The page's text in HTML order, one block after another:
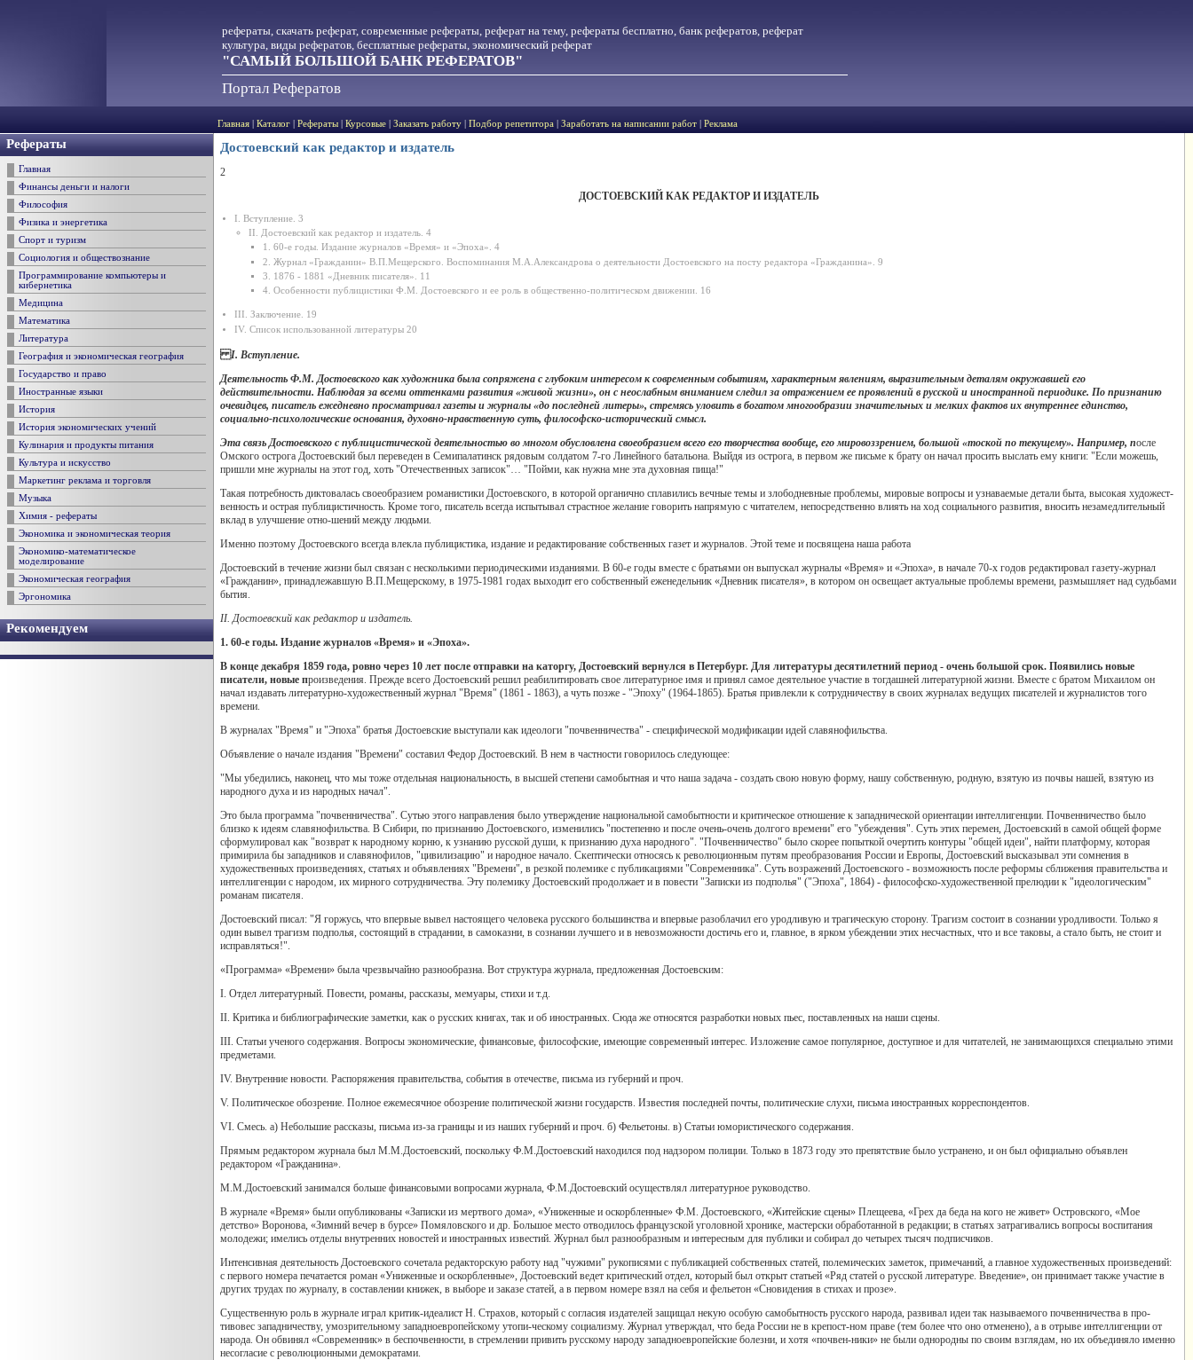
рефераты, скачать реферат, современные рефераты, реферат на тему, рефераты бесплатно, банк рефератов, реферат
культура, виды рефератов, бесплатные рефераты, экономический реферат
"САМЫЙ БОЛЬШОЙ БАНК РЕФЕРАТОВ"
Портал Рефератов
Главная Каталог Рефераты Курсовые Заказать работу Подбор репетитора Заработать на написании работ Реклама
Рефераты
Главная
Финансы деньги и налоги
Философия
Физика и энергетика
Спорт и туризм
Социология и обществознание
Программирование компьютеры и
кибернетика
Медицина
Математика
Литература
География и экономическая география
Государство и право
Иностранные языки
История
История экономических учений
Кулинария и продукты питания
Культура и искусство
Маркетинг реклама и торговля
Музыка
Химия - рефераты
Экономика и экономическая теория
Экономико-математическое
моделирование
Экономическая география
Эргономика
Рекомендуем
Достоевский как редактор и издатель
2
ДОСТОЕВСКИЙ КАК РЕДАКТОР И ИЗДАТЕЛЬ
I. Вступление. 3
II. Достоевский как редактор и издатель. 4
1. 60-е годы. Издание журналов «Время» и «Эпоха». 4
2. Журнал «Гражданин» В.П.Мещерского. Воспоминания М.А.Александрова о деятельности Достоевского на посту редактора «Гражданина». 9
3. 1876 - 1881 «Дневник писателя». 11
4. Особенности публицистики Ф.М. Достоевского и ее роль в общественно-политическом движении. 16
III. Заключение. 19
IV. Список использованной литературы 20
I. Вступление.
Деятельность Ф.М. Достоевского как художника была сопряжена с глубоким интересом к современным событиям, характерным явлениям, выразительным деталям окружавшей его
действительности. Наблюдая за всеми оттенками развития «живой жизни», он с неослабным вниманием следил за отражением ее проявлений в русской и иностранной периодике. По признанию
очевидцев, писатель ежедневно просматривал газеты и журналы «до последней литеры», стремясь уловить в богатом многообразии значительных и мелких фактов их внутреннее единство,
социально-психологические основания, духовно-нравственную суть, философско-исторический смысл.
Эта связь Достоевского с публицистической деятельностью во многом обусловлена своеобразием всего его творчества вообще, его мировоззрением, большой «тоской по текущему». Например, после
Омского острога Достоевский был переведен в Семипалатинск рядовым солдатом 7-го Линейного батальона. Выйдя из острога, в первом же письме к брату он начал просить выслать ему книги: "Если можешь,
пришли мне журналы на этот год, хоть "Отечественных записок"… "Пойми, как нужна мне эта духовная пища!"
Такая потребность диктовалась своеобразием романистики Достоевского, в которой органично сплавились вечные темы и злободневные проблемы, мировые вопросы и узнаваемые детали быта, высокая художест-
венность и острая публицистичность. Кроме того, писатель всегда испытывал страстное желание говорить напрямую с читателем, непосредственно влиять на ход социального развития, вносить незамедлительный
вклад в улучшение отно-шений между людьми.
Именно поэтому Достоевского всегда влекла публицистика, издание и редактирование собственных газет и журналов. Этой теме и посвящена наша работа
Достоевский в течение жизни был связан с несколькими периодическими изданиями. В 60-е годы вместе с братьями он выпускал журналы «Время» и «Эпоха», в начале 70-х годов редактировал газету-журнал
«Гражданин», принадлежавшую В.П.Мещерскому, в 1975-1981 годах выходит его собственный еженедельник «Дневник писателя», в котором он освещает актуальные проблемы времени, размышляет над судьбами
бытия.
II. Достоевский как редактор и издатель.
1. 60-е годы. Издание журналов «Время» и «Эпоха».
В конце декабря 1859 года, ровно через 10 лет после отправки на каторгу, Достоевский вернулся в Петербург. Для литературы десятилетний период - очень большой срок. Появились новые
писатели, новые произведения. Прежде всего Достоевский решил реабилитировать свое литературное имя и принял самое деятельное участие в тогдашней литературной жизни. Вместе с братом Михаилом он
начал издавать литературно-художественный журнал "Время" (1861 - 1863), а чуть позже - "Эпоху" (1964-1865). Братья привлекли к сотрудничеству в своих журналах ведущих писателей и журналистов того
времени.
В журналах "Время" и "Эпоха" братья Достоевские выступали как идеологи "почвенничества" - специфической модификации идей славянофильства.
Объявление о начале издания "Времени" составил Федор Достоевский. В нем в частности говорилось следующее:
"Мы убедились, наконец, что мы тоже отдельная национальность, в высшей степени самобытная и что наша задача - создать свою новую форму, нашу собственную, родную, взятую из почвы нашей, взятую из
народного духа и из народных начал".
Это была программа "почвенничества". Сутью этого направления было утверждение национальной самобытности и критическое отношение к западнической ориентации интеллигенции. Почвенничество было
близко к идеям славянофильства. В Сибири, по признанию Достоевского, изменились "постепенно и после очень-очень долгого времени" его "убеждения". Суть этих перемен, Достоевский в самой общей форме
сформулировал как "возврат к народному корню, к узнанию русской души, к признанию духа народного". "Почвенничество" было скорее попыткой очертить контуры "общей идеи", найти платформу, которая
примирила бы западников и славянофилов, "цивилизацию" и народное начало. Скептически относясь к революционным путям преобразования России и Европы, Достоевский высказывал эти сомнения в
художественных произведениях, статьях и объявлениях "Времени", в резкой полемике с публикациями "Современника". Суть возражений Достоевского - возможность после реформы сближения правительства и
интеллигенции с народом, их мирного сотрудничества. Эту полемику Достоевский продолжает и в повести "Записки из подполья" ("Эпоха", 1864) - философско-художественной прелюдии к "идеологическим"
романам писателя.
Достоевский писал: "Я горжусь, что впервые вывел настоящего человека русского большинства и впервые разоблачил его уродливую и трагическую сторону. Трагизм состоит в сознании уродливости. Только я
один вывел трагизм подполья, состоящий в страдании, в самоказни, в сознании лучшего и в невозможности достичь его и, главное, в ярком убеждении этих несчастных, что и все таковы, а стало быть, не стоит и
исправляться!".
«Программа» «Времени» была чрезвычайно разнообразна. Вот структура журнала, предложенная Достоевским:
I. Отдел литературный. Повести, романы, рассказы, мемуары, стихи и т.д.
II. Критика и библиографические заметки, как о русских книгах, так и об иностранных. Сюда же относятся разработки новых пьес, поставленных на наши сцены.
III. Статьи ученого содержания. Вопросы экономические, финансовые, философские, имеющие современный интерес. Изложение самое популярное, доступное и для читателей, не занимающихся специально этими
предметами.
IV. Внутренние новости. Распоряжения правительства, события в отечестве, письма из губерний и проч.
V. Политическое обозрение. Полное ежемесячное обозрение политической жизни государств. Известия последней почты, политические слухи, письма иностранных корреспондентов.
VI. Смесь. а) Небольшие рассказы, письма из-за границы и из наших губерний и проч. б) Фельетоны. в) Статьи юмористического содержания.
Прямым редактором журнала был М.М.Достоевский, поскольку Ф.М.Достоевский находился под надзором полиции. Только в 1873 году это препятствие было устранено, и он был официально объявлен
редактором «Гражданина».
М.М.Достоевский занимался больше финансовыми вопросами журнала, Ф.М.Достоевский осуществлял литературное руководство.
В журнале «Время» были опубликованы «Записки из мертвого дома», «Униженные и оскорбленные» Ф.М. Достоевского, «Житейские сцены» Плещеева, «Грех да беда на кого не живет» Островского, «Мое
детство» Воронова, «Зимний вечер в бурсе» Помяловского и др. Большое место отводилось французской уголовной хронике, мастерски обработанной в редакции; в статьях затрагивались вопросы воспитания
молодежи; имелись отделы внутренних новостей и иностранных известий. Журнал был разнообразным и интересным для публики и собирал до четырех тысяч подписчиков.
Интенсивная деятельность Достоевского сочетала редакторскую работу над "чужими" рукописями с публикацией собственных статей, полемических заметок, примечаний, а главное художественных произведений:
с первого номера печатается роман «Униженные и оскорбленные», Достоевский ведет критический отдел, который был открыт статьей «Ряд статей о русской литературе. Введение», он принимает также участие в
других трудах по журналу, в составлении книжек, в выборе и заказе статей, а в первом номере взял на себя и фельетон «Сновидения в стихах и прозе».
Существенную роль в журнале играл критик-идеалист Н. Страхов, который с согласия издателей защищал некую особую самобытность русского народа, развивал идеи так называемого почвенничества в про-
тивовес западничеству, умозрительному западноевропейскому утопи-ческому социализму. Журнал утверждал, что беда России не в крепост-ном праве (тем более что оно отменено), а в отрыве интеллигенции от
народа. Он обвинял «Современник» в беспочвенности, в стремлении привить русскому народу западноевропейские болезни, и хотя «почвен-ники» не были однородны по своим взглядам, но их объединяло именно
несогласие с революционными демократами.